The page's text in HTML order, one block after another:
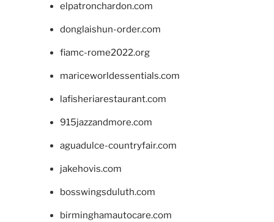
elpatronchardon.com
donglaishun-order.com
fiamc-rome2022.org
mariceworldessentials.com
lafisheriarestaurant.com
915jazzandmore.com
aguadulce-countryfair.com
jakehovis.com
bosswingsduluth.com
birminghamautocare.com